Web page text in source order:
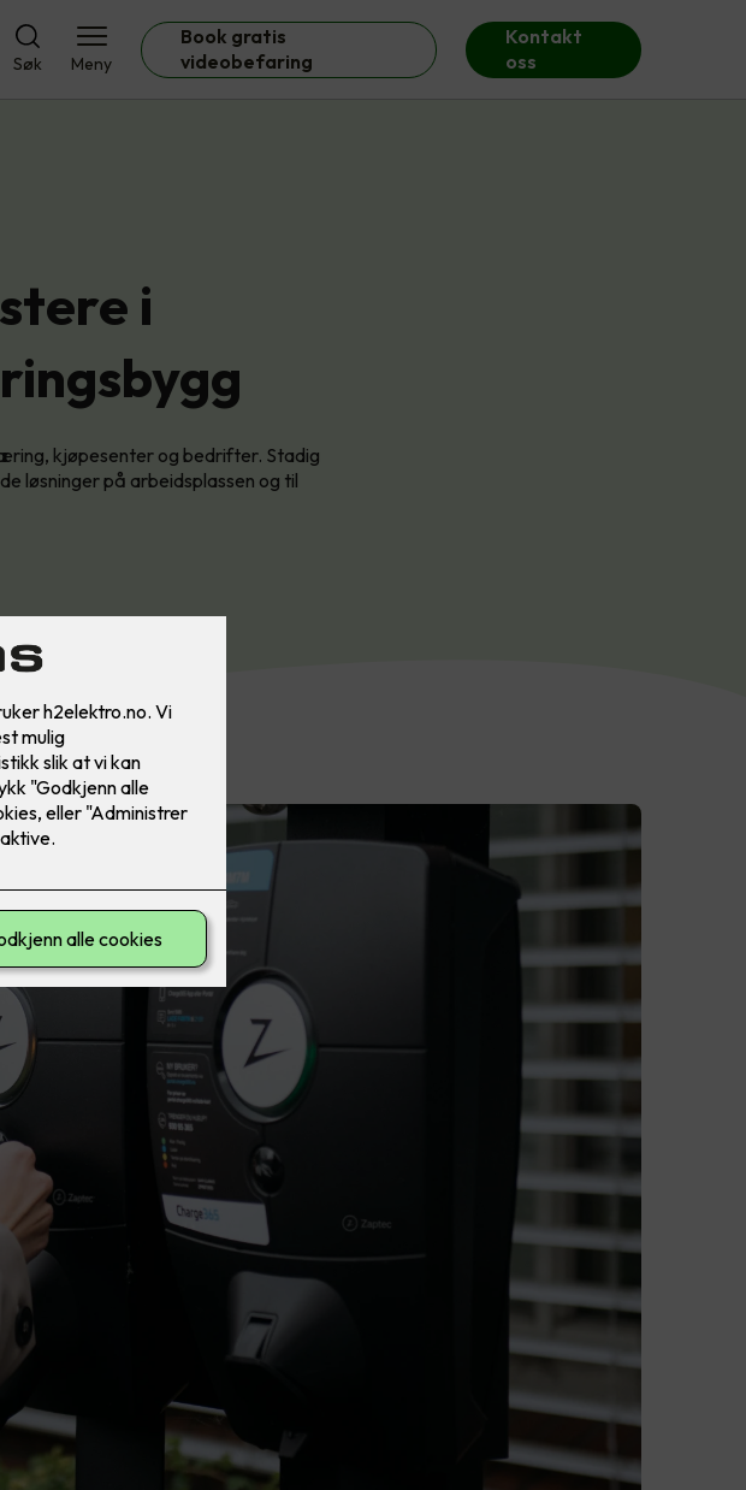
Søk Meny
Book gratis
videobefaring
Kontakt
oss
i
kjøpesenter og bedrifter. Stadig
løsninger på arbeidsplassen og til